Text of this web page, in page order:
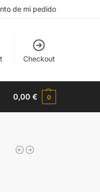
de mi pedido
Checkout
0,00€ 0